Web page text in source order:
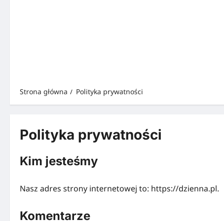
Strona główna Polityka prywatności
Polityka prywatności
Kim jesteśmy
Nasz adres strony internetowej to: https://dzienna.pl.
Komentarze